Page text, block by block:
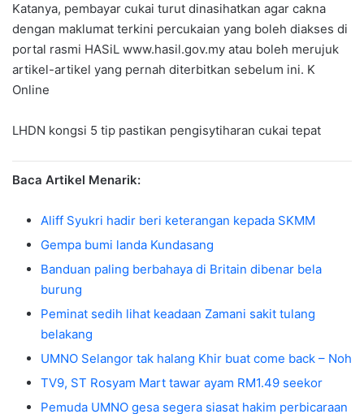
Katanya, pembayar cukai turut dinasihatkan agar cakna
dengan maklumat terkini percukaian yang boleh diakses di
portal rasmi HASiL www.hasil.gov.my atau boleh merujuk
artikel-artikel yang pernah diterbitkan sebelum ini. K
Online
LHDN kongsi 5 tip pastikan pengisytiharan cukai tepat
Baca Artikel Menarik:
Aliff Syukri hadir beri keterangan kepada SKMM
Gempa bumi landa Kundasang
Banduan paling berbahaya di Britain dibenar bela
burung
Peminat sedih lihat keadaan Zamani sakit tulang
belakang
UMNO Selangor tak halang Khir buat come back – Noh
TV9, ST Rosyam Mart tawar ayam RM1.49 seekor
Pemuda UMNO gesa segera siasat hakim perbicaraan